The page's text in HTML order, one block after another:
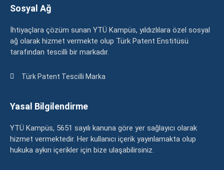
Sosyal Ağ
İhtiyaçlara çözüm sunan YTÜ Kampüs, yıldızlılara özel sosyal
ağ olarak hizmet vermekte olup Türk Patent Enstitüsü
tarafından tescilli bir markadır.
Türk Patent Tescilli Marka
Yasal Bilgilendirme
YTÜ Kampüs, 5651 sayılı kanuna göre yer sağlayıcı olarak
hizmet vermektedir. Her kullanıcı içerik yayınlamakta olup
hukuka aykırı içerikler için bize ulaşabilirsiniz.